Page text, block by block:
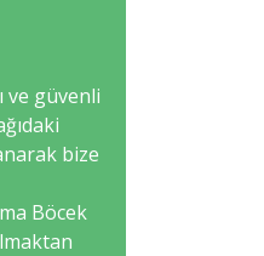
ve güvenli
bize
Böcek